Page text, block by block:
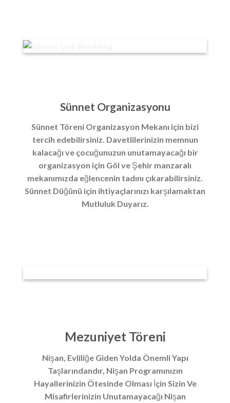
Sünnet Organizasyonu
Sünnet Töreni Organizasyon Mekanı için bizi
tercih edebilirsiniz. Davetlilerinizin memnun
kalacağı ve çocuğunuzun unutamayacağı bir
organizasyon için Göl ve Şehir manzaralı
mekanımızda eğlencenin tadını çıkarabilirsiniz.
Sünnet Düğünü için ihtiyaçlarınızı karşılamaktan
Mutluluk Duyarız.
Mezuniyet Töreni
Nişan, Evliliğe Giden Yolda Önemli Yapı
Taşlarındandır, Nişan Programınızın
Hayallerinizin Ötesinde Olması İçin Sizin Ve
Misafirlerinizin Unutamayacağı Nişan